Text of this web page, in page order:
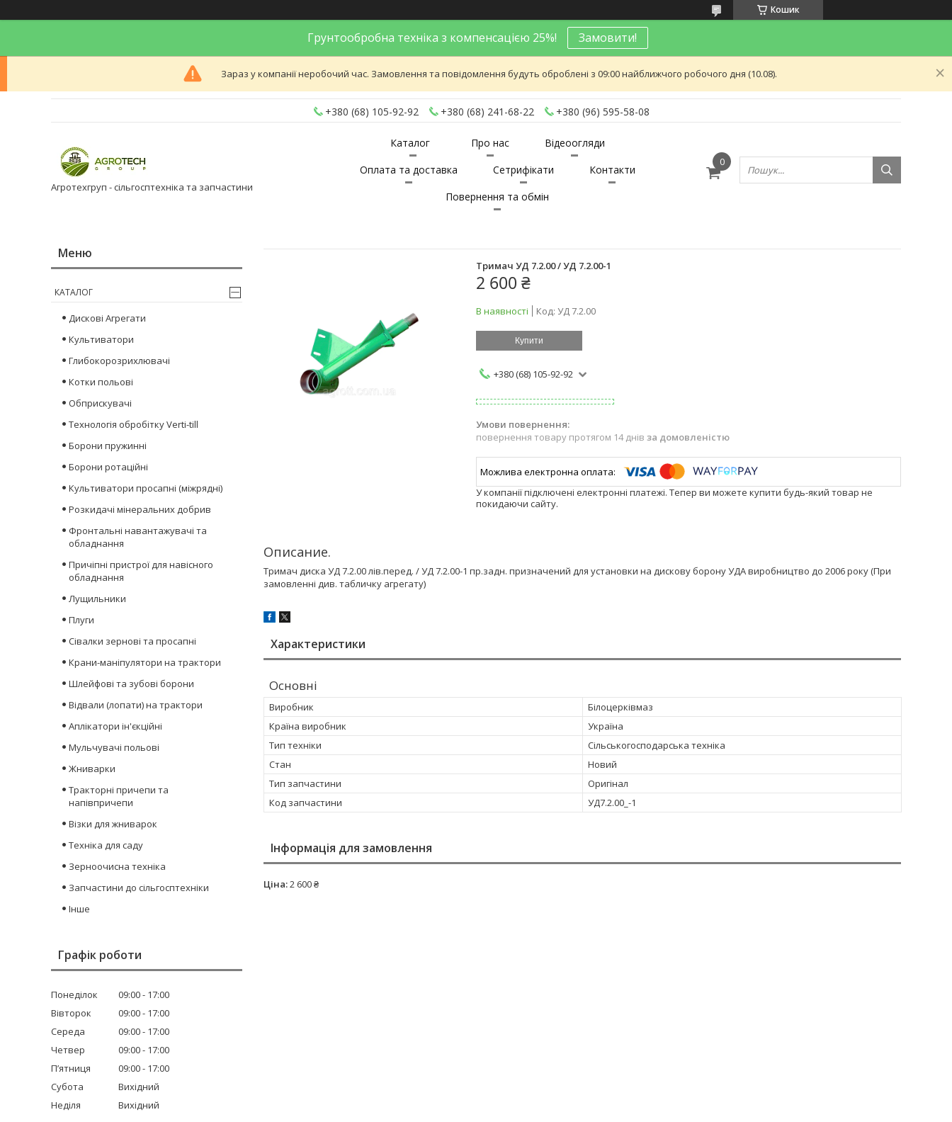
Кошик
Грунтообробна техніка з компенсацією 25%! Замовити!
Зараз у компанії неробочий час. Замовлення та повідомлення будуть оброблені з 09:00 найближчого робочого дня (10.08).
+380 (68) 105-92-92 +380 (68) 241-68-22 +380 (96) 595-58-08
Агротехгруп - сільгосптехніка та запчастини
Каталог Про нас
Відеоогляди
Оплата та доставка
Сетрифікати
Контакти
Повернення та обмін
Тримач УД 7.2.00 / УД 7.2.00-1
2 600 ₴
В наявності Код: УД 7.2.00
Купити
+380 (68) 105-92-92
повернення товару протягом 14 днів за домовленістю
У компанії підключені електронні платежі. Тепер ви можете купити будь-який товар не
покидаючи сайту.
Описание.
Тримач диска УД 7.2.00 лів.перед. / УД 7.2.00-1 пр.задн. призначений для установки на дискову борону УДА виробництво до 2006 року (При
замовленні див. табличку агрегату)
Характеристики
Основні
Виробник
Білоцерківмаз
Країна виробник
Україна
Тип техніки
Сільськогосподарська техніка
Стан
Новий
Тип запчастини
Оригінал
Код запчастини
УД7.2.00_-1
Інформація для замовлення
Ціна:2 600 ₴
КАТАЛОГ
Дискові Агрегати
Культиватори
Глибокорозрихлювачі
Котки польові
Обприскувачі
Технологія обробітку Verti-till
Борони пружинні
Борони ротаційні
Культиватори просапні (міжрядні)
Розкидачі мінеральних добрив
Фронтальні навантажувачі та
обладнання
Причіпні пристрої для навісного
обладнання
Лущильники
Плуги
Сівалки зернові та просапні
Крани-маніпулятори на трактори
Шлейфові та зубові борони
Відвали (лопати) на трактори
Аплікатори ін'єкційні
Мульчувачі польові
Жниварки
Тракторні причепи та
напівпричепи
Візки для жниварок
Техніка для саду
Зерноочисна техніка
Запчастини до сільгосптехніки
Інше
Графік роботи
Понеділок 09:00
17:00
Вівторок
09:00
17:00
Середа
09:00
17:00
Четвер
09:00
17:00
Пʼятниця
09:00
17:00
Субота
Вихідний
Неділя
Вихідний